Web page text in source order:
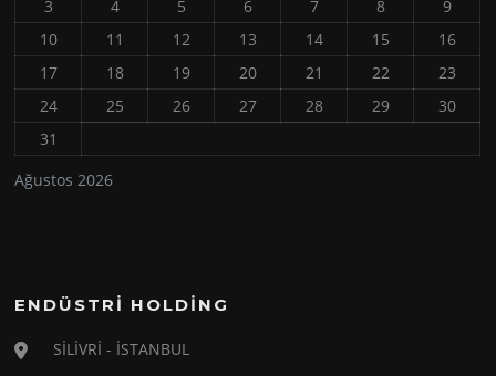
Ağustos 2026
3
4 5 6 7 8
9
10
11 12 13 14 15
16
17
18 19 20 21 22
23
24
25 26 27 28 29
30
31
ENDÜSTRİ HOLDİNG
SİLİVRİ - İSTANBUL